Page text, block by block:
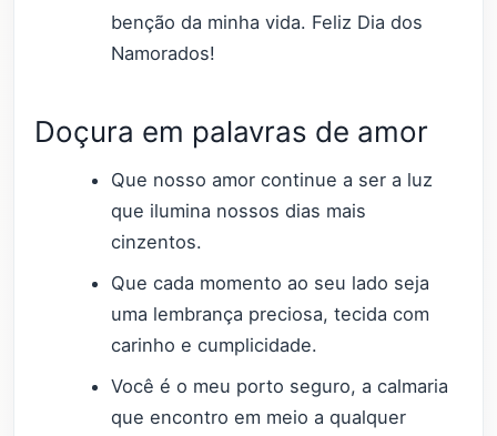
benção da minha vida. Feliz Dia dos
Namorados!
Doçura em palavras de amor
Que nosso amor continue a ser a luz
que ilumina nossos dias mais
cinzentos.
Que cada momento ao seu lado seja
uma lembrança preciosa, tecida com
carinho e cumplicidade.
Você é o meu porto seguro, a calmaria
que encontro em meio a qualquer